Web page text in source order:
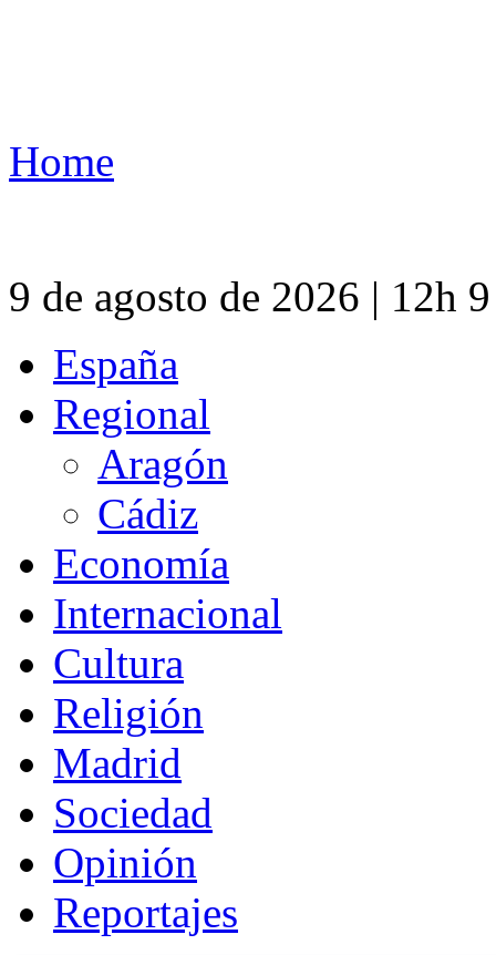
Home
9 de agosto de 2026 | 12h
España
Regional
Aragón
Cádiz
Economía
Internacional
Cultura
Religión
Madrid
Sociedad
Opinión
Reportajes